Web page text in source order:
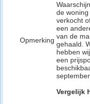
Opmerking
de woning
verkocht
een
van de
gehaald.
hebben
een
Vergelijk